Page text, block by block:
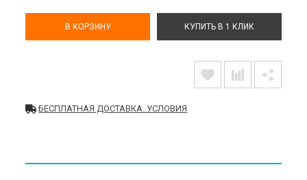
В КОРЗИНУ КУПИТЬ В 1 КЛИК
БЕСПЛАТНАЯ ДОСТАВКА. УСЛОВИЯ